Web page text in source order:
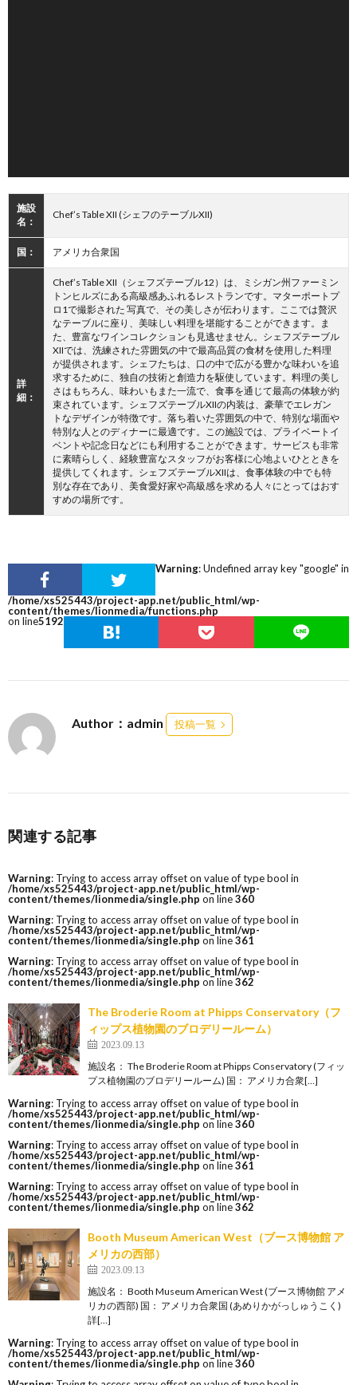
施設
名：
Chef’s Table XII (シェフのテーブルXII)
国： アメリカ合衆国
詳
細：
Chef’s Table XII（シェフズテーブル12）は、ミシガン州ファーミン
トンヒルズにある高級感あふれるレストランです。マターポートプ
ロ1で撮影された 写真で、その美しさが伝わります。ここでは贅沢
なテーブルに座り、美味しい料理を堪能することができます。ま
た、豊富なワインコレクションも見逃せません。シェフズテーブル
XIIでは、洗練された雰囲気の中で最高品質の食材を使用した料理
が提供されます。シェフたちは、口の中で広がる豊かな味わいを追
求するために、独自の技術と創造力を駆使しています。料理の美し
さはもちろん、味わいもまた一流で、食事を通じて最高の体験が約
束されています。シェフズテーブルXIIの内装は、豪華でエレガン
トなデザインが特徴です。落ち着いた雰囲気の中で、特別な場面や
特別な人とのディナーに最適です。この施設では、プライベートイ
ベントや記念日などにも利用することができます。サービスも非常
に素晴らしく、経験豊富なスタッフがお客様に心地よいひとときを
提供してくれます。シェフズテーブルXIIは、食事体験の中でも特
別な存在であり、美食愛好家や高級感を求める人々にとってはおす
すめの場所です。
Warning: Undefined array key "google" in
/home/xs525443/project-app.net/public_html/wp-
content/themes/lionmedia/functions.php
on line5192
Author：admin 投稿一覧
関連する記事
Warning: Trying to access array offset on value of type bool in
/home/xs525443/project-app.net/public_html/wp-
content/themes/lionmedia/single.php on line360
Warning: Trying to access array offset on value of type bool in
/home/xs525443/project-app.net/public_html/wp-
content/themes/lionmedia/single.php on line361
Warning: Trying to access array offset on value of type bool in
/home/xs525443/project-app.net/public_html/wp-
content/themes/lionmedia/single.php on line362
The Broderie Room at Phipps Conservatory（フ
ィップス植物園のブロデリールーム）
2023.09.13
施設名： The Broderie Room at Phipps Conservatory (フィッ
プス植物園のブロデリールーム) 国： アメリカ合衆[…]
Warning: Trying to access array offset on value of type bool in
/home/xs525443/project-app.net/public_html/wp-
content/themes/lionmedia/single.php on line360
Warning: Trying to access array offset on value of type bool in
/home/xs525443/project-app.net/public_html/wp-
content/themes/lionmedia/single.php on line361
Warning: Trying to access array offset on value of type bool in
/home/xs525443/project-app.net/public_html/wp-
content/themes/lionmedia/single.php on line362
Booth Museum American West（ブース博物館 ア
メリカの西部）
2023.09.13
施設名： Booth Museum American West (ブース博物館 アメ
リカの西部) 国： アメリカ合衆国 (あめりかがっしゅうこく)
詳[…]
Warning: Trying to access array offset on value of type bool in
/home/xs525443/project-app.net/public_html/wp-
content/themes/lionmedia/single.php on line360